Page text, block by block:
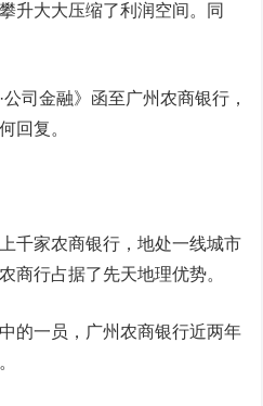
升大大压缩了利润空间。同
金融》函至广州农商银行，
回复。
家农商银行，地处一线城市
商行占据了先天地理优势。
一员，广州农商银行近两年